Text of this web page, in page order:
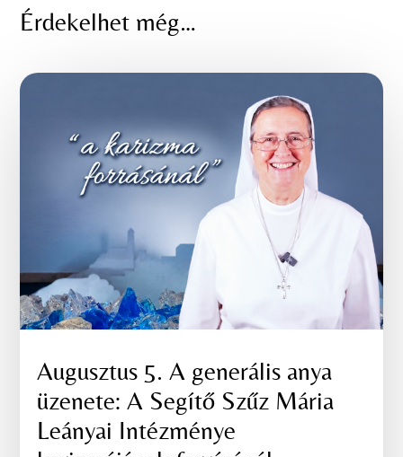
Érdekelhet még…
Augusztus 5. A generális anya
üzenete: A Segítő Szűz Mária
Leányai Intézménye